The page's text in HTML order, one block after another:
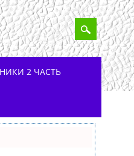
2 ЧАСТЬ